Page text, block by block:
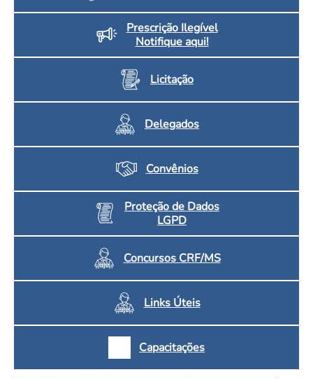
Prescrição Ilegível
Notifique aqui!
Licitação
Delegados
Convênios
Proteção de Dados
LGPD
Concursos CRF/MS
Links Úteis
Capacitações